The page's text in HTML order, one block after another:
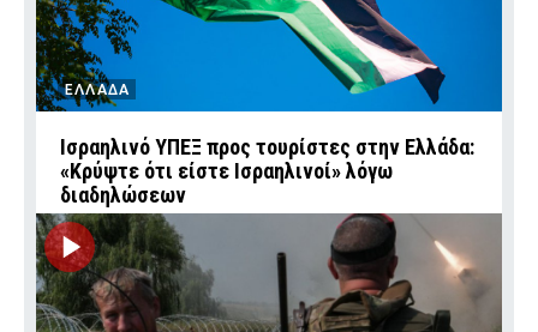
ΕΛΛΑΔΑ
Ισραηλινό ΥΠΕΞ προς τουρίστες στην Ελλάδα:
«Κρύψτε ότι είστε Ισραηλινοί» λόγω
διαδηλώσεων